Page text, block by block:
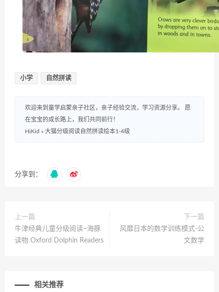
小学 自然拼读
欢迎来到童学启蒙亲子社区，亲子经验交流，学习资源分享。 愿
在宝宝的成长路上，我们共同前行！
HiKid » 大猫分级阅读自然拼读绘本1-4级
分享到：
上一篇
牛津经典儿童分级阅读~海豚
读物 Oxford Dolphin Readers
下一篇
风靡日本的数学训练模式-公
文数学
相关推荐